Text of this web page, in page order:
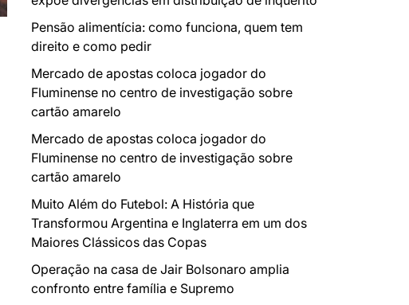
Pensão alimentícia: como funciona, quem tem
direito e como pedir
Mercado de apostas coloca jogador do
Fluminense no centro de investigação sobre
cartão amarelo
Mercado de apostas coloca jogador do
Fluminense no centro de investigação sobre
cartão amarelo
Muito Além do Futebol: A História que
Transformou Argentina e Inglaterra em um dos
Maiores Clássicos das Copas
Operação na casa de Jair Bolsonaro amplia
confronto entre família e Supremo